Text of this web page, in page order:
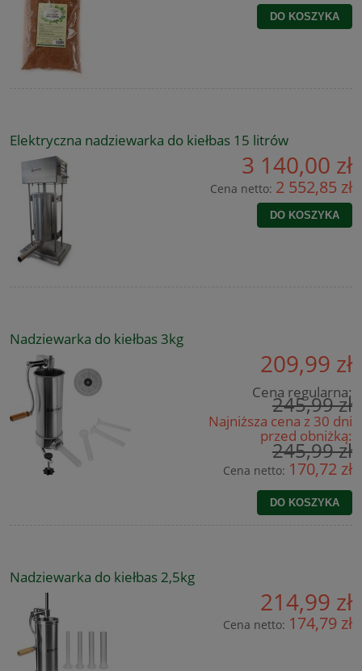
DO KOSZYKA
Elektryczna nadziewarka do kiełbas 15 litrów
3 140,00 zł
Cena netto: 2 552,85 zł
DO KOSZYKA
Nadziewarka do kiełbas 3kg
209,99 zł
Cena regularna:
245,99 zł
Najniższa cena z 30 dni
przed obniżką:
245,99 zł
Cena netto: 170,72 zł
DO KOSZYKA
Nadziewarka do kiełbas 2,5kg
214,99 zł
Cena netto: 174,79 zł